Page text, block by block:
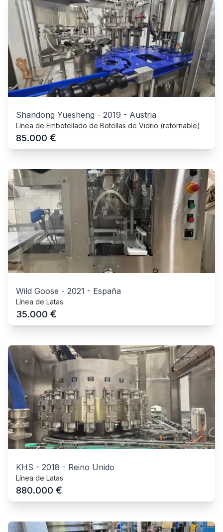
Shandong Yuesheng - 2019 - Austria
Línea de Embotellado de Botellas de Vidrio (retornable)
85.000 €
Wild Goose - 2021 - España
Línea de Latas
35.000 €
KHS - 2018 - Reino Unido
Línea de Latas
880.000 €